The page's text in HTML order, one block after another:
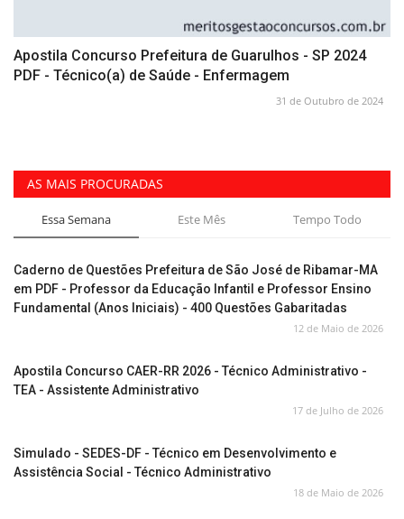
Apostila Concurso Prefeitura de Guarulhos - SP 2024
PDF - Técnico(a) de Saúde - Enfermagem
31 de Outubro de 2024
AS MAIS PROCURADAS
Essa Semana Este Mês Tempo Todo
Caderno de Questões Prefeitura de São José de Ribamar-MA
em PDF - Professor da Educação Infantil e Professor Ensino
Fundamental (Anos Iniciais) - 400 Questões Gabaritadas
12 de Maio de 2026
Apostila Concurso CAER-RR 2026 - Técnico Administrativo -
TEA - Assistente Administrativo
17 de Julho de 2026
Simulado - SEDES-DF - Técnico em Desenvolvimento e
Assistência Social - Técnico Administrativo
18 de Maio de 2026